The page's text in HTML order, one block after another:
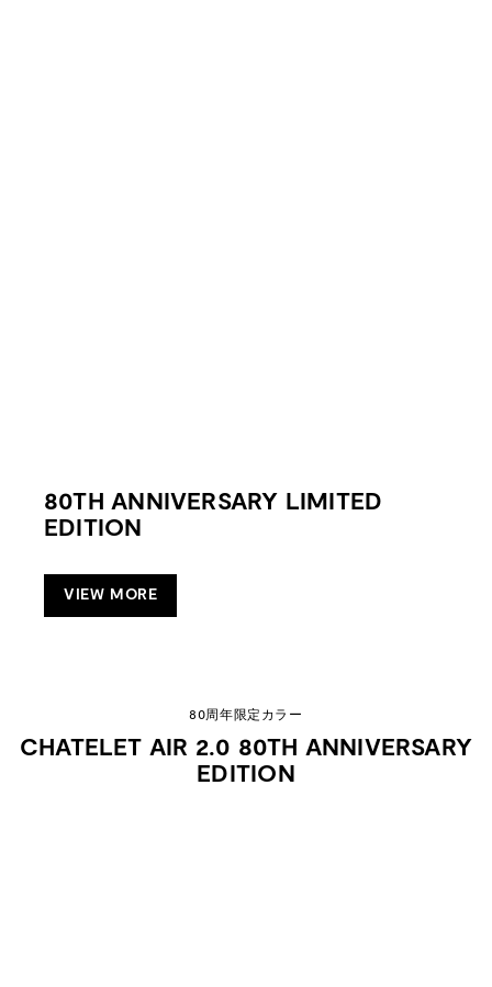
80TH ANNIVERSARY LIMITED
EDITION
VIEW MORE
80周年限定カラー
CHATELET AIR 2.0 80TH ANNIVERSARY
EDITION